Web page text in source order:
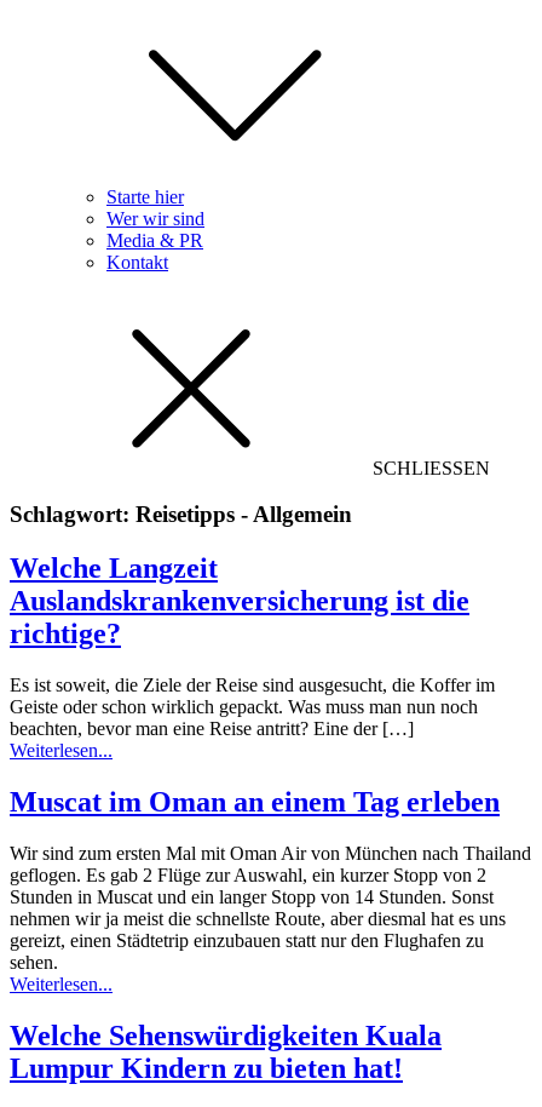
Starte hier
Wer wir sind
Media & PR
Kontakt
SCHLIESSEN
Schlagwort: Reisetipps - Allgemein
Welche Langzeit
Auslandskrankenversicherung ist die
richtige?
Es ist soweit, die Ziele der Reise sind ausgesucht, die Koffer im
Geiste oder schon wirklich gepackt. Was muss man nun noch
beachten, bevor man eine Reise antritt? Eine der […]
Weiterlesen...
Muscat im Oman an einem Tag erleben
Wir sind zum ersten Mal mit Oman Air von München nach Thailand
geflogen. Es gab 2 Flüge zur Auswahl, ein kurzer Stopp von 2
Stunden in Muscat und ein langer Stopp von 14 Stunden. Sonst
nehmen wir ja meist die schnellste Route, aber diesmal hat es uns
gereizt, einen Städtetrip einzubauen statt nur den Flughafen zu
sehen.
Weiterlesen...
Welche Sehenswürdigkeiten Kuala
Lumpur Kindern zu bieten hat!